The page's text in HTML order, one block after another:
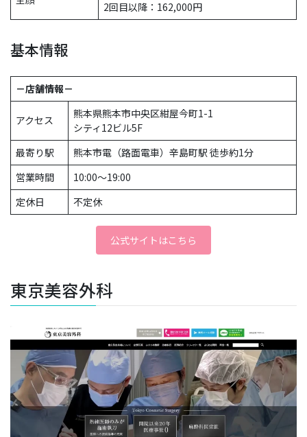
2回目以降：162,000円
基本情報
－店舗情報－
アクセス
熊本県熊本市中央区紺屋今町1-1
シティ12ビル5F
最寄り駅
熊本市電（路面電車）辛島町駅 徒歩約1分
営業時間
10:00〜19:00
定休日
不定休
公式サイトはこちら
東京美容外科